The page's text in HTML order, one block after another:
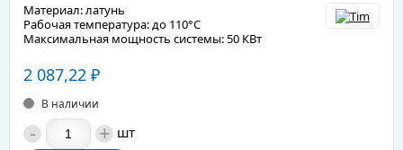
Материал: латунь
Рабочая температура: до 110°C
Максимальная мощность системы: 50 КВт
2 087,22 ₽
В наличии
- + шт